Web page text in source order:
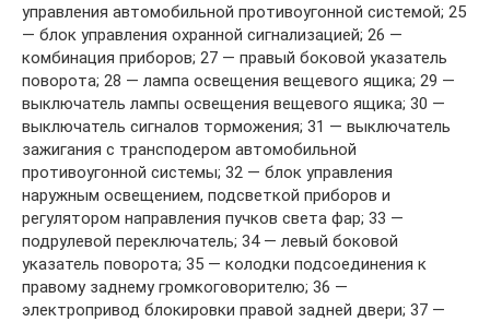
управления автомобильной противоугонной системой; 25
— блок управления охранной сигнализацией; 26 —
комбинация приборов; 27 — правый боковой указатель
поворота; 28 — лампа освещения вещевого ящика; 29 —
выключатель лампы освещения вещевого ящика; 30 —
выключатель сигналов торможения; 31 — выключатель
зажигания с трансподером автомобильной
противоугонной системы; 32 — блок управления
наружным освещением, подсветкой приборов и
регулятором направления пучков света фар; 33 —
подрулевой переключатель; 34 — левый боковой
указатель поворота; 35 — колодки подсоединения к
правому заднему громкоговорителю; 36 —
электропривод блокировки правой задней двери; 37 —